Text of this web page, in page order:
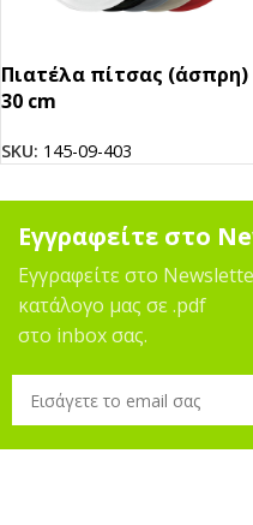
Πιατέλα πίτσας (άσπρη)
30 cm
SKU: 145-09-403
Εγγραφείτε στο
Εγγραφείτε στο
κατάλογο μας σε .pdf
στο inbox σας.